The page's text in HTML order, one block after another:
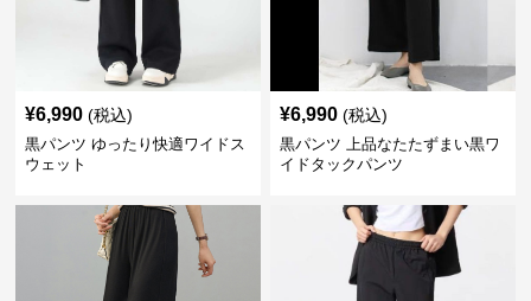
¥6,990 (税込)
黒パンツ ゆったり快適ワイドス
ウェット
¥6,990 (税込)
黒パンツ 上品なたたずまい黒ワ
イドタックパンツ